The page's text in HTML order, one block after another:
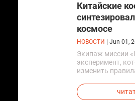
Китайские
космосе
НОВОСТИ Jun 01,
Экипаж миссии
эксперимент,
изменить
успешно
компоненты